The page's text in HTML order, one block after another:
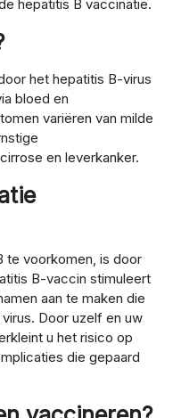
hepatitis B vaccinatie.
het hepatitis B-virus
bloed en
variëren van milde
en leverkanker.
te voorkomen, is door
B-vaccin stimuleert
aan te maken die
Door uzelf en uw
u het risico op
die gepaard